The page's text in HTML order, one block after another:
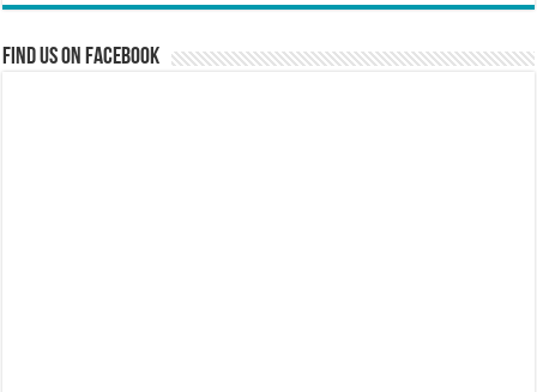
Find us on Facebook